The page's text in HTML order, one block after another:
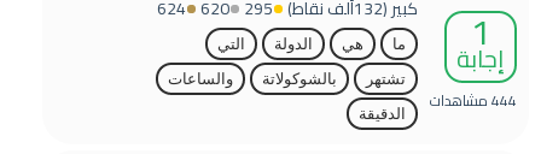
1
إجابة
444مشاهدات
كبير(132ألف نقاط) 295
620
624
ما هي الدولة
التي
تشتهر
بالشوكولاتة
والساعات
الدقيقة